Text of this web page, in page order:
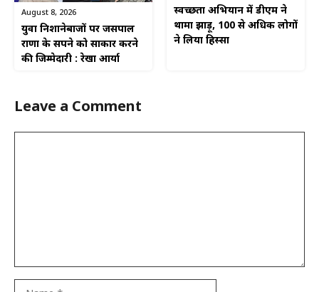
August 8, 2026
युवा निशानेबाजों पर जसपाल
राणा के सपने को साकार करने
की जिम्मेदारी : रेखा आर्या
स्वच्छता अभियान में डीएम ने
थामा झाड़ू, 100 से अधिक लोगों
ने लिया हिस्सा
Leave a Comment